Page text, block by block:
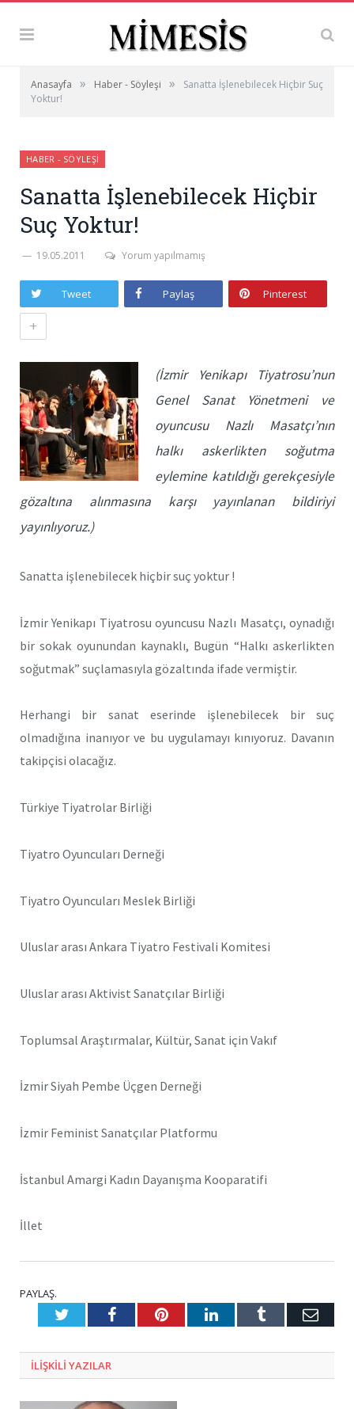
Anasayfa » Haber - Söyleşi »
Sanatta İşlenebilecek Hiçbir Suç
Yoktur!
HABER - SÖYLEŞI
Sanatta İşlenebilecek Hiçbir
Suç Yoktur!
19.05.2011 Yorum yapılmamış
Tweet Paylaş Pinterest
+
(İzmir Yenikapı Tiyatrosu’nun
Genel Sanat Yönetmeni ve
oyuncusu Nazlı Masatçı’nın
halkı askerlikten soğutma
eylemine katıldığı gerekçesiyle
gözaltına alınmasına karşı yayınlanan bildiriyi
yayınlıyoruz.)
Sanatta işlenebilecek hiçbir suç yoktur !
İzmir Yenikapı Tiyatrosu oyuncusu Nazlı Masatçı, oynadığı
bir sokak oyunundan kaynaklı, Bugün “Halkı askerlikten
soğutmak” suçlamasıyla gözaltında ifade vermiştir.
Herhangi bir sanat eserinde işlenebilecek bir suç
olmadığına inanıyor ve bu uygulamayı kınıyoruz. Davanın
takipçisi olacağız.
Türkiye Tiyatrolar Birliği
Tiyatro Oyuncuları Derneği
Tiyatro Oyuncuları Meslek Birliği
Uluslar arası Ankara Tiyatro Festivali Komitesi
Uluslar arası Aktivist Sanatçılar Birliği
Toplumsal Araştırmalar, Kültür, Sanat için Vakıf
İzmir Siyah Pembe Üçgen Derneği
İzmir Feminist Sanatçılar Platformu
İstanbul Amargi Kadın Dayanışma Kooparatifi
İllet
PAYLAŞ.
TwitterFacebookPinterestLinkedInTumblr E-
ILIŞKILI YAZILAR